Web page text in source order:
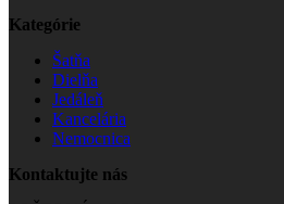
Kategórie
Šatňa
Dielňa
Jedáleň
Kancelária
Nemocnica
Kontaktujte nás